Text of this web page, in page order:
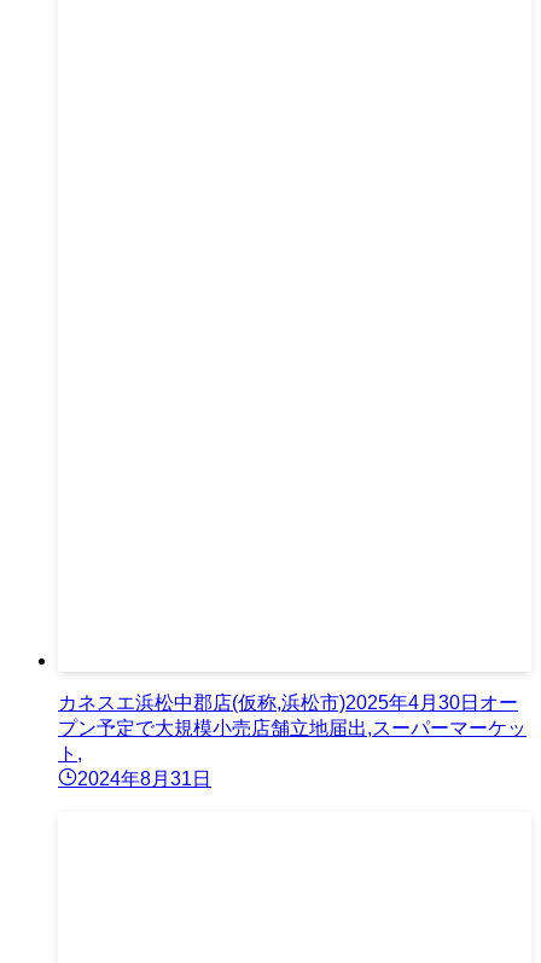
カネスエ浜松中郡店(仮称,浜松市)2025年4月30日オー
プン予定で大規模小売店舗立地届出,スーパーマーケッ
ト,
2024年8月31日